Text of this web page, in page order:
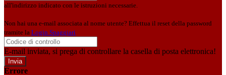
all'indirizzo indicato con le istruzioni necessarie.
Non hai una e-mail associata al nome utente? Effettua il reset della password
tramite la Login Spaggiari
E-mail inviata, si prega di controllare la casella di posta elettronica!
Errore